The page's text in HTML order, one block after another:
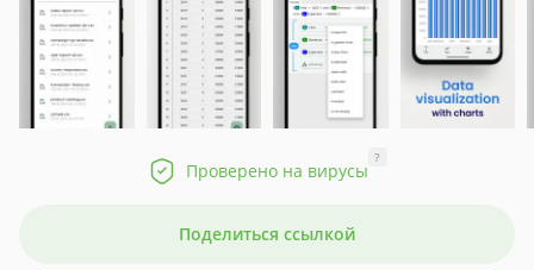
Проверено на вирусы
?
Поделиться ссылкой